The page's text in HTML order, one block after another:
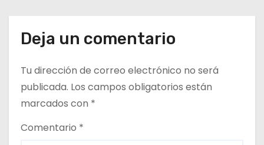
d
a
s
Deja un comentario
Tu dirección de correo electrónico no será
publicada. Los campos obligatorios están
marcados con *
Comentario *